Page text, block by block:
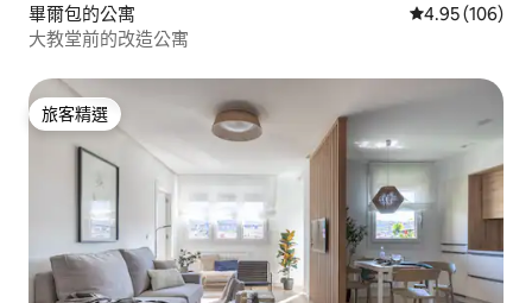
畢爾包的公寓 從 106 則評價
4.95 (106)
大教堂前的改造公寓
旅客精選
旅客精選